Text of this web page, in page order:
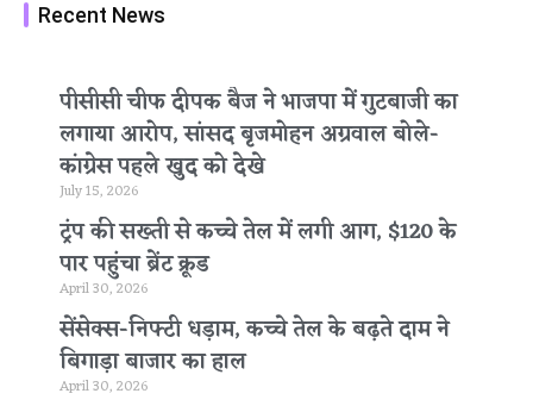
Recent News
पीसीसी चीफ दीपक बैज ने भाजपा में गुटबाजी का
लगाया आरोप, सांसद बृजमोहन अग्रवाल बोले-
कांग्रेस पहले खुद को देखे
July 15, 2026
ट्रंप की सख्ती से कच्चे तेल में लगी आग, $120 के
पार पहुंचा ब्रेंट क्रूड
April 30, 2026
सेंसेक्स-निफ्टी धड़ाम, कच्चे तेल के बढ़ते दाम ने
बिगाड़ा बाजार का हाल
April 30, 2026